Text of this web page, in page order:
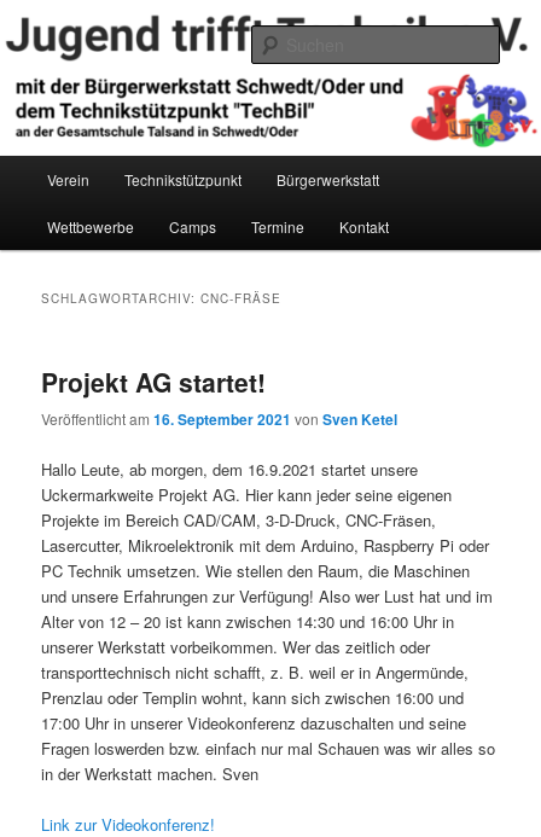
Zum
primären
springen
Zum
sekundären
springenJugend trifft Technik e.V.
Verein Technikstützpunkt Bürgerwerkstatt
Wettbewerbe Camps Termine Kontakt
SCHLAGWORTARCHIV:CNC-FRÄSE
Projekt AG startet!
Veröffentlicht am16. September 2021 vonSven Ketel
Hallo Leute, ab morgen, dem 16.9.2021 startet unsere
Uckermarkweite Projekt AG. Hier kann jeder seine eigenen
Projekte im Bereich CAD/CAM, 3-D-Druck, CNC-Fräsen,
Lasercutter, Mikroelektronik mit dem Arduino, Raspberry Pi oder
PC Technik umsetzen. Wie stellen den Raum, die Maschinen
und unsere Erfahrungen zur Verfügung! Also wer Lust hat und im
Alter von 12 – 20 ist kann zwischen 14:30 und 16:00 Uhr in
unserer Werkstatt vorbeikommen. Wer das zeitlich oder
transporttechnisch nicht schafft, z. B. weil er in Angermünde,
Prenzlau oder Templin wohnt, kann sich zwischen 16:00 und
17:00 Uhr in unserer Videokonferenz dazuschalten und seine
Fragen loswerden bzw. einfach nur mal Schauen was wir alles so
in der Werkstatt machen. Sven
Link zur Videokonferenz!